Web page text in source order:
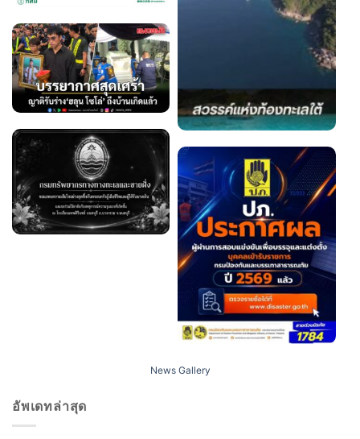
News Gallery
อัพเดทล่าสุด